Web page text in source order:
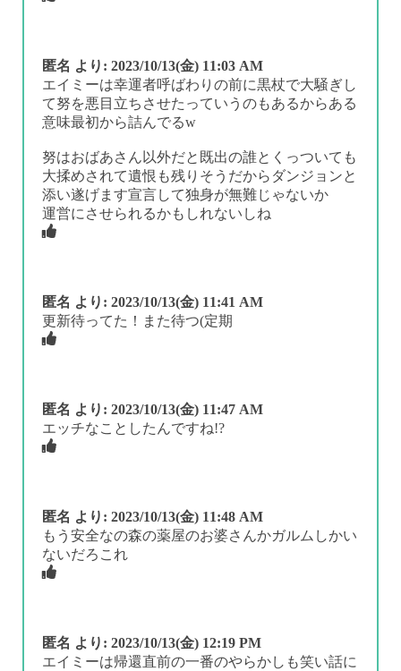
匿名 より: 2023/10/13(金) 11:03 AM
エイミーは幸運者呼ばわりの前に黒杖で大騒ぎし
て努を悪目立ちさせたっていうのもあるからある
意味最初から詰んでるw
努はおばあさん以外だと既出の誰とくっついても
大揉めされて遺恨も残りそうだからダンジョンと
添い遂げます宣言して独身が無難じゃないか
運営にさせられるかもしれないしね
匿名 より: 2023/10/13(金) 11:41 AM
更新待ってた！また待つ(定期
匿名 より: 2023/10/13(金) 11:47 AM
エッチなことしたんですね!?
匿名 より: 2023/10/13(金) 11:48 AM
もう安全なの森の薬屋のお婆さんかガルムしかい
ないだろこれ
匿名 より: 2023/10/13(金) 12:19 PM
エイミーは帰還直前の一番のやらかしも笑い話に